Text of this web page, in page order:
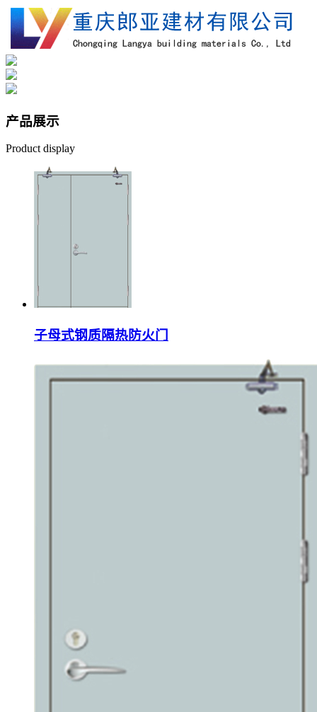
产品展示
Product display
子母式钢质隔热防火门